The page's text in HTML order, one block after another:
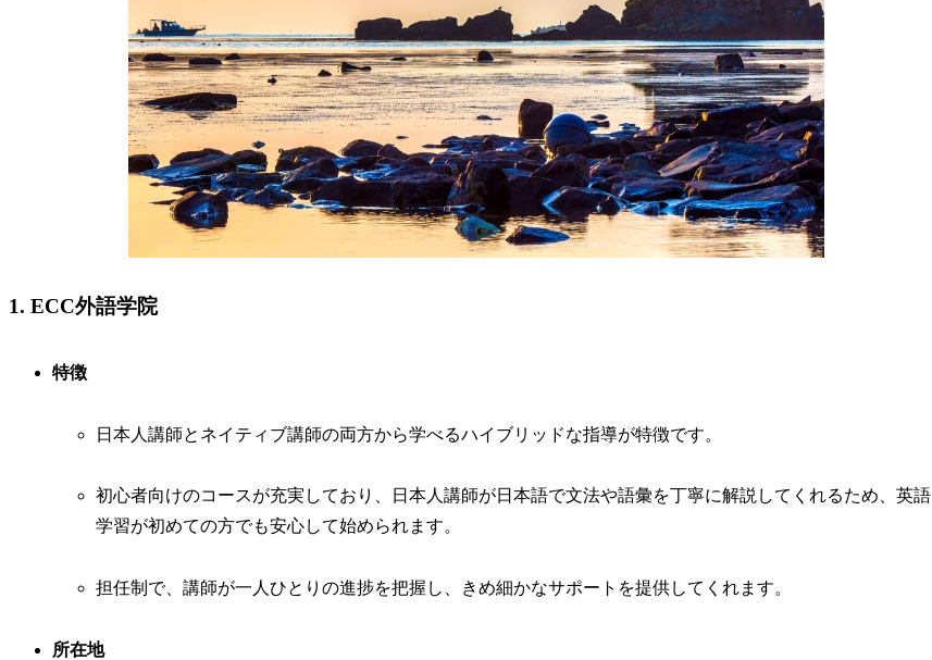
1. ECC外語学院
特徴
日本人講師とネイティブ講師の両方から学べるハイブリッドな指導が特徴です。
初心者向けのコースが充実しており、日本人講師が日本語で文法や語彙を丁寧に解説してくれるため、英語
学習が初めての方でも安心して始められます。
担任制で、講師が一人ひとりの進捗を把握し、きめ細かなサポートを提供してくれます。
所在地